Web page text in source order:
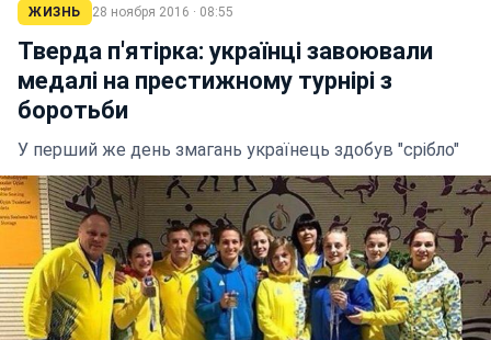
ЖИЗНЬ 28 ноября 2016 · 08:55
Тверда п'ятірка: українці завоювали
медалі на престижному турнірі з
боротьби
У перший же день змагань українець здобув "срібло"